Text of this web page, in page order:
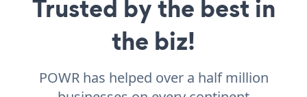
Trusted by the best in
the biz!
POWR has helped over a half million